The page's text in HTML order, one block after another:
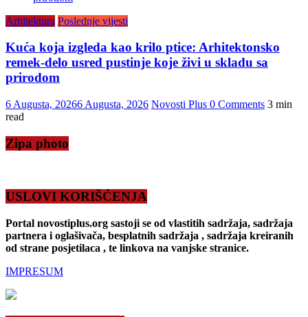
Arhitektura Poslednje vijesti
Kuća koja izgleda kao krilo ptice: Arhitektonsko
remek-delo usred pustinje koje živi u skladu sa
prirodom
6 Augusta, 20266 Augusta, 2026 Novosti Plus 0 Comments 3 min
read
Zipa photo
USLOVI KORIŠĆENJA
Portal novostiplus.org sastoji se od vlastitih sadržaja, sadržaja
partnera i oglašivača, besplatnih sadržaja , sadržaja kreiranih
od strane posjetilaca , te linkova na vanjske stranice.
IMPRESUM